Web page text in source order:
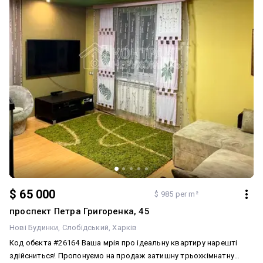
$ 65 000 $ 985 per m²
проспект Петра Григоренка, 45
Нові Будинки Слобідський Харків
Код обєкта #26164 Ваша мрія про ідеальну квартиру нарешті
здійсниться! Пропонуємо на продаж затишну трьохкімнатну